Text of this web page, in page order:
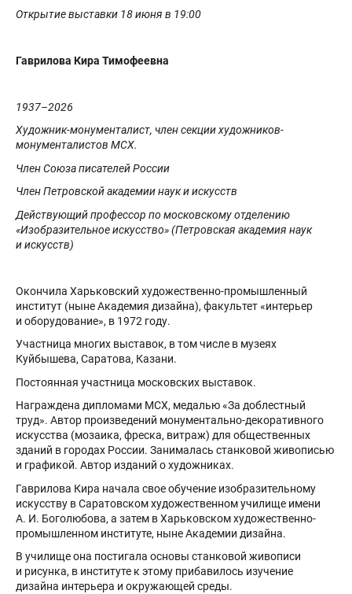
Открытие выставки 18 июня в 19:00
Гаврилова Кира Тимофеевна
1937–2026
Художник-монументалист, член секции художников-
монументалистов МСХ.
Член Союза писателей России
Член Петровской академии наук и искусств
Действующий профессор по московскому отделению
«Изобразительное искусство» (Петровская академия наук
и искусств)
Окончила Харьковский художественно-промышленный
институт (ныне Академия дизайна), факультет «интерьер
и оборудование», в 1972 году.
Участница многих выставок, в том числе в музеях
Куйбышева, Саратова, Казани.
Постоянная участница московских выставок.
Награждена дипломами МСХ, медалью «За доблестный
труд». Автор произведений монументально-декоративного
искусства (мозаика, фреска, витраж) для общественных
зданий в городах России. Занималась станковой живописью
и графикой. Автор изданий о художниках.
Гаврилова Кира начала свое обучение изобразительному
искусству в Саратовском художественном училище имени
А. И. Боголюбова, а затем в Харьковском художественно-
промышленном институте, ныне Академии дизайна.
В училище она постигала основы станковой живописи
и рисунка, в институте к этому прибавилось изучение
дизайна интерьера и окружающей среды.